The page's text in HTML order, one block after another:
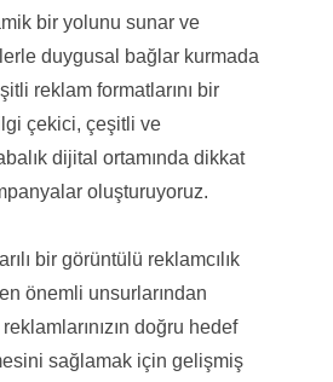
bir yolunu sunar ve
duygusal bağlar kurmada
reklam formatlarını bir
çekici, çeşitli ve
dijital ortamında dikkat
oluşturuyoruz.
bir görüntülü reklamcılık
önemli unsurlarından
doğru hedef
sağlamak için gelişmiş